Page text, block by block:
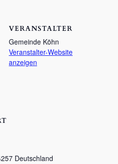
Deutschland
VERANSTALTER
Gemeinde Köhn
Veranstalter-Website
anzeigen